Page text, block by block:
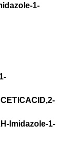
1-
Imidazole-1-